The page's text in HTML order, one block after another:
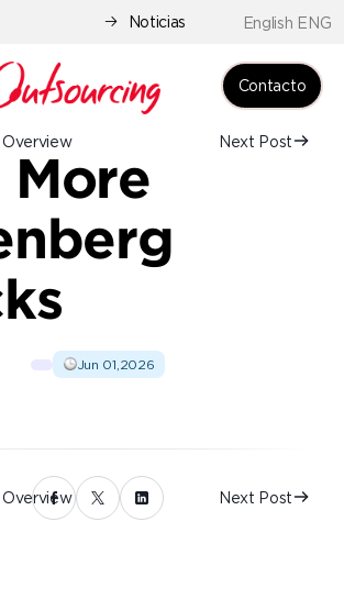
Noticias English ENG
Contacto
Next Post
Jun 01,2026
Next Post